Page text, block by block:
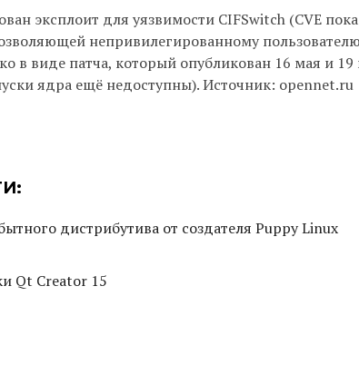
эксплоит для уязвимости CIFSwitch (CVE
непривилегированному
в виде патча, который опубликован 16 мая и
ядра ещё недоступны). Источник: opennet.ru
дистрибутива от создателя Puppy Linux
Qt Creator 15